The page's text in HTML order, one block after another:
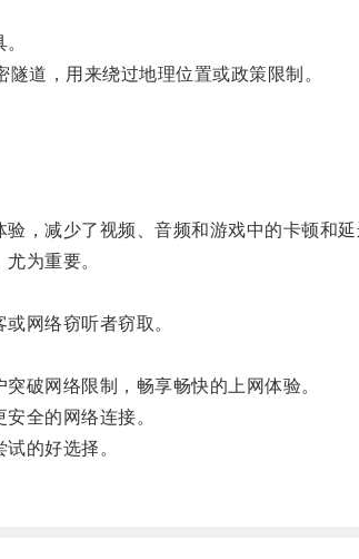
道，用来绕过地理位置或政策限制。
，减少了视频、音频和游戏中的卡顿和
为重要。
网络窃听者窃取。
破网络限制，畅享畅快的上网体验。
全的网络连接。
的好选择。